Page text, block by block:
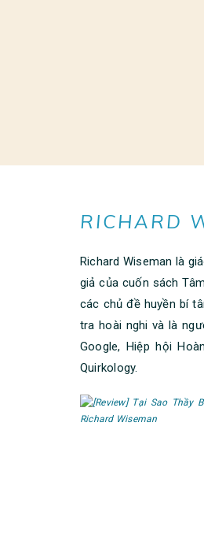
RICHARD
Richard Wiseman là
giả của cuốn sách
các chủ đề huyền bí
tra hoài nghi và là
Google, Hiệp hội
Quirkology.